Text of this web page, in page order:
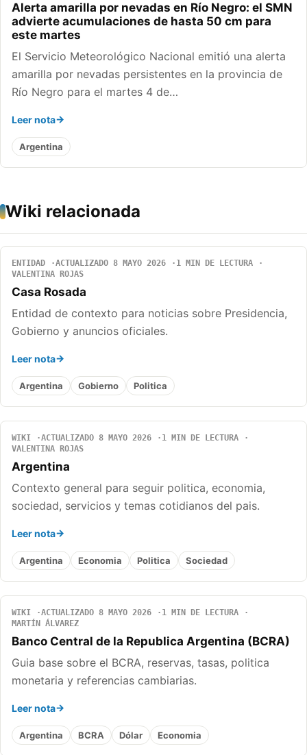
Alerta amarilla por nevadas en Río Negro: el SMN
advierte acumulaciones de hasta 50 cm para
este martes
El Servicio Meteorológico Nacional emitió una alerta
amarilla por nevadas persistentes en la provincia de
Río Negro para el martes 4 de…
Leer nota
Argentina
Wiki relacionada
ENTIDAD ACTUALIZADO 8 MAYO 2026
1 MIN DE LECTURA
VALENTINA ROJAS
Casa Rosada
Entidad de contexto para noticias sobre Presidencia,
Gobierno y anuncios oficiales.
Leer nota
Argentina Gobierno Politica
WIKI ACTUALIZADO 8 MAYO 2026
1 MIN DE LECTURA
VALENTINA ROJAS
Argentina
Contexto general para seguir politica, economia,
sociedad, servicios y temas cotidianos del pais.
Leer nota
Argentina Economia Politica Sociedad
WIKI ACTUALIZADO 8 MAYO 2026
1 MIN DE LECTURA
MARTÍN ÁLVAREZ
Banco Central de la Republica Argentina (BCRA)
Guia base sobre el BCRA, reservas, tasas, politica
monetaria y referencias cambiarias.
Leer nota
Argentina BCRA Dólar Economia